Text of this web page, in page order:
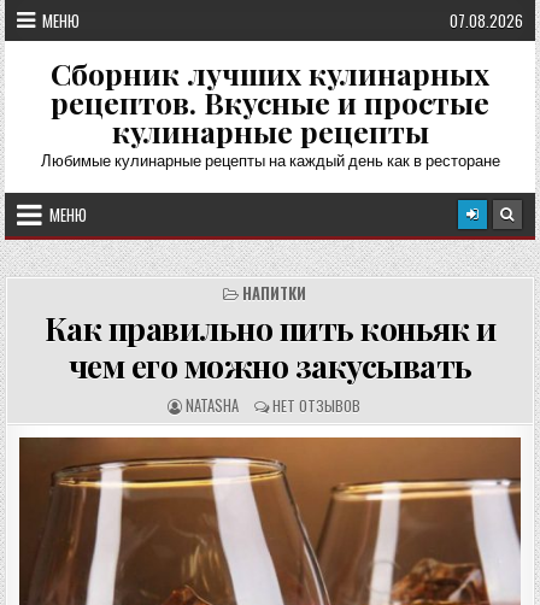
Перейти
к
содержимому
МЕНЮ 07.08.2026
Сборник лучших кулинарных
рецептов. Вкусные и простые
кулинарные рецепты
Любимые кулинарные рецепты на каждый день как в ресторане
МЕНЮ
НАПИТКИ
Как правильно пить коньяк и
чем его можно закусывать
А
В
Т
Р
Р
Е
А
:
NATASHA О
Т
З
В
Ы
НЕТ ОТЗЫВОВ